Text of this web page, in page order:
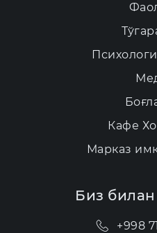
Кафе
Марказ
Биз
+998